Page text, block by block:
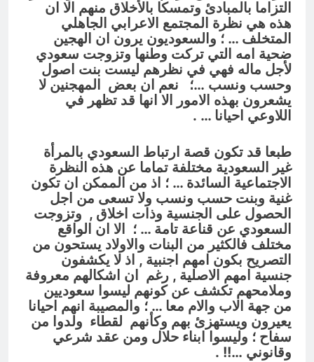
التزاما بالمبادئ وتمسكا بالأخلاق منهم الا ان
هذه هي نظرة المجتمع الاعرابي الجاهلي
المتخلف … ؛ والسعوديون يرون ان الهجين
ضحية امه التي تركت وطنها وتزوجت سعودي
لأجل ماله فهي في نظرهم ليست بنت اصول
وحسب ونسب …؛ نعم ان بعض المهجنين لا
يشعرون بهذه الامور الا انها قد تظهر في
اللاوعي احيانا … .
طبعا قد تكون قصة ارتباط السعودي بالمرأة
غير السعودية مختلفة تماما عن هذه النظرة
الاجتماعية السائدة … ؛ اذ من الممكن ان تكون
غنية وبنت حسب ونسب ولا تسعى من اجل
الحصول على الجنسية وذات اخلاق , وتزوجت
السعودي عن قناعة تامة … ؛ الا ان الواقع
مختلف فالكثير من البنات والاولاد يستحون من
التصريح بكون امهم اجنبية , اذ لا يكشفون
جنسية امهم الاصلية , رغم ان اشكالهم معروفة
وملامحهم تكشف عن كونهم ليسوا سعوديين
من جهة الاب والام معا … ؛ والمصيبة انهم احيانا
يعيرون ويستهزئ بهم وكأنهم لقطاء ولدوا من
سفاح ؛ وليسوا ابناء حلال ومن عقد شرعي
وقانوني …!! .